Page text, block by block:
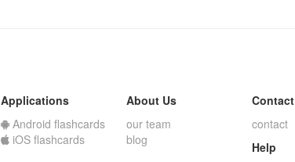
Applications
Android flashcards
iOS flashcards
About Us
our team
blog
Contact
contact
Help